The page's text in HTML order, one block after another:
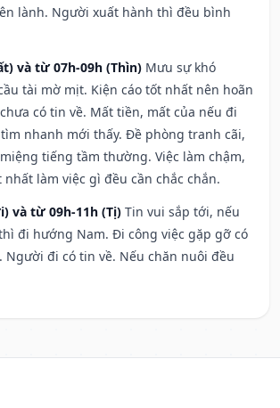
lành. Người xuất hành thì đều bình
và từ 07h-09h (Thìn) Mưu sự khó
tài mờ mịt. Kiện cáo tốt nhất nên hoãn
có tin về. Mất tiền, mất của nếu đi
nhanh mới thấy. Đề phòng tranh cãi,
tiếng tầm thường. Việc làm chậm,
làm việc gì đều cần chắc chắn.
và từ 09h-11h (Tị) Tin vui sắp tới, nếu
đi hướng Nam. Đi công việc gặp gỡ có
Người đi có tin về. Nếu chăn nuôi đều